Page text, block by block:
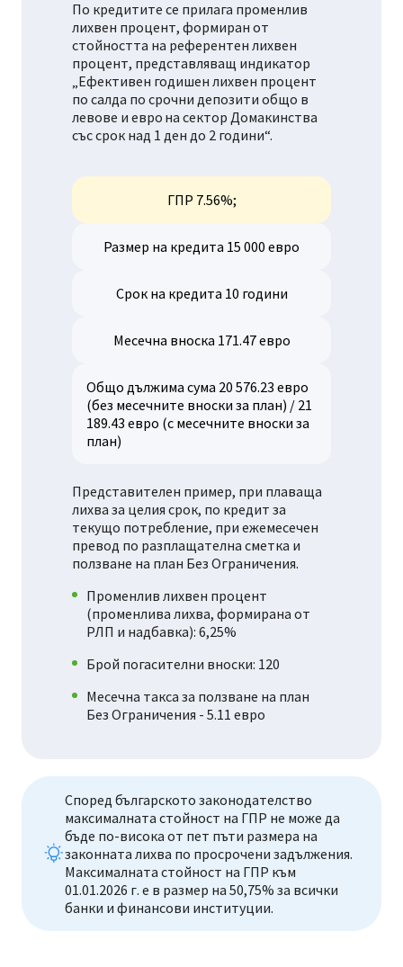
По кредитите се прилага променлив
лихвен процент, формиран от
стойността на референтен лихвен
процент, представляващ индикатор
„Ефективен годишен лихвен процент
по салда по срочни депозити общо в
левове и евро на сектор Домакинства
със срок над 1 ден до 2 години“.
ГПР 7.56%;
Размер на кредита 15 000 евро
Срок на кредита 10 години
Месечна вноска 171.47 евро
Общо дължима сума 20 576.23 евро
(без месечните вноски за план) / 21
189.43 евро (с месечните вноски за
план)
Представителен пример, при плаваща
лихва за целия срок, по кредит за
текущо потребление, при ежемесечен
превод по разплащателна сметка и
ползване на план Без Ограничения.
Променлив лихвен процент
(променлива лихва, формирана от
РЛП и надбавка): 6,25%
Брой погасителни вноски: 120
Месечна такса за ползване на план
Без Ограничения - 5.11 евро
Според българското законодателство
максималната стойност на ГПР не може да
бъде по-висока от пет пъти размера на
законната лихва по просрочени задължения.
Максималната стойност на ГПР към
01.01.2026 г. е в размер на 50,75% за всички
банки и финансови институции.